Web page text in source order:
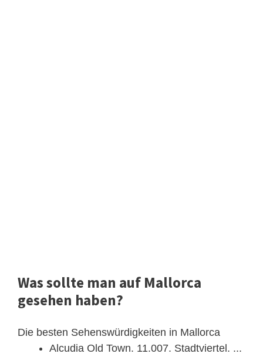
Was sollte man auf Mallorca
gesehen haben?
Die besten Sehenswürdigkeiten in Mallorca
Alcudia Old Town. 11.007. Stadtviertel. ...